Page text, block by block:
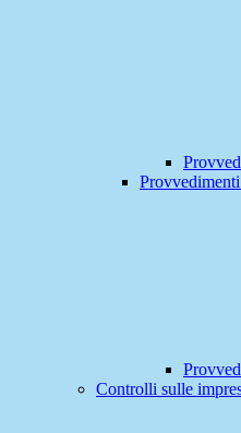
Controlli sulle